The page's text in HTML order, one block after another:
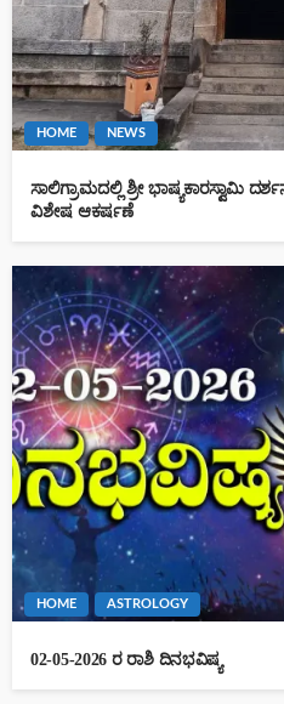
HOME NEWS
ಸಾಲಿಗ್ರಾಮದಲ್ಲಿ ಶ್ರೀ ಭಾಷ್ಯಕಾರಸ್ವಾಮಿ
ವಿಶೇಷ ಆಕರ್ಷಣೆ
HOME ASTROLOGY
02-05-2026 ರ ರಾಶಿ ದಿನಭವಿಷ್ಯ